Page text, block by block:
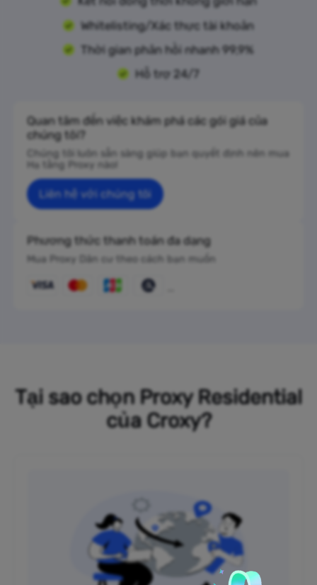
Whitelisting/Xác thực tài khoản
Thời gian phản hồi nhanh 99,9%
Hỗ trợ 24/7
Quan tâm đến việc khám phá các gói giá của
chúng tôi?
Chúng tôi luôn sẵn sàng giúp bạn quyết định nên mua
Hạ tầng Proxy nào!
Liên hệ với chúng tôi
Phương thức thanh toán đa dạng
Mua Proxy Dân cư theo cách bạn muốn
Tại sao chọn Proxy Residential
của Croxy?